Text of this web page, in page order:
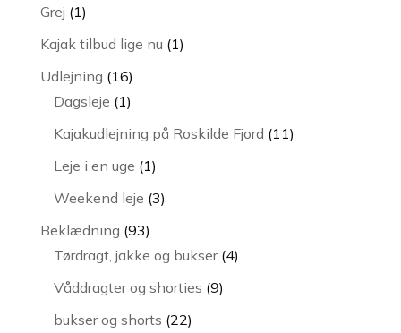
Grej 11
vare
Kajak tilbud lige nu 11
Udlejning 1616
varer
Dagsleje 11
vare
Kajakudlejning på Roskilde Fjord 1111
Leje i en uge 11
vare
Weekend leje 33
Beklædning 9393
varer
Tørdragt, jakke og bukser 44
Våddragter og shorties 99
bukser og shorts 2222